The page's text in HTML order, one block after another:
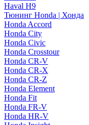
Haval H9
Тюнинг Honda | Хонда
Honda Accord
Honda City
Honda Civic
Honda Crosstour
Honda CR-V
Honda CR-X
Honda CR-Z
Honda Element
Honda Fit
Honda FR-V
Honda HR-V